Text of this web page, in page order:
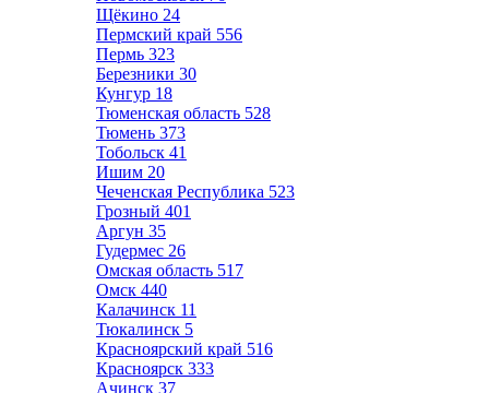
Щёкино 24
Пермский край 556
Пермь 323
Березники 30
Кунгур 18
Тюменская область 528
Тюмень 373
Тобольск 41
Ишим 20
Чеченская Республика 523
Грозный 401
Аргун 35
Гудермес 26
Омская область 517
Омск 440
Калачинск 11
Тюкалинск 5
Красноярский край 516
Красноярск 333
Ачинск 37